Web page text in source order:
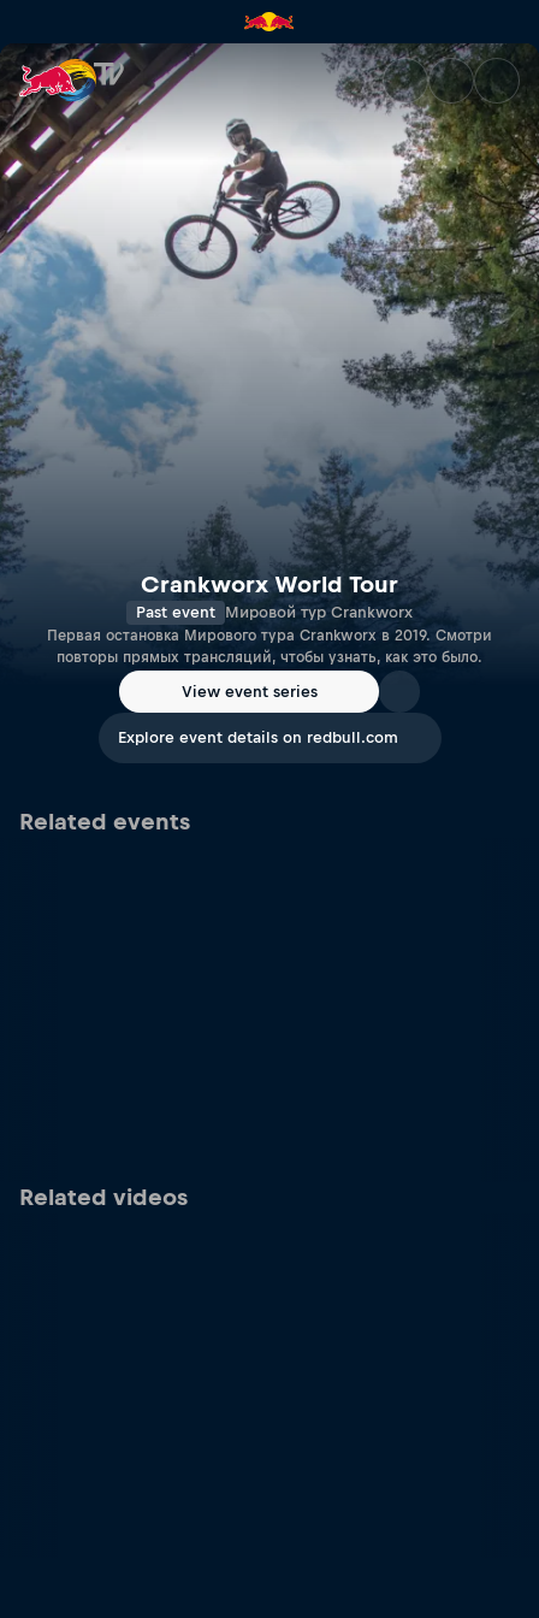
Мировой тур Crankworx |
Crankworx World Tour
Past event Мировой тур Crankworx
Первая остановка Мирового тура Crankworx в 2019. Смотри
повторы прямых трансляций, чтобы узнать, как это было.
View event series
Explore event details on redbull.com
Related events
Related videos